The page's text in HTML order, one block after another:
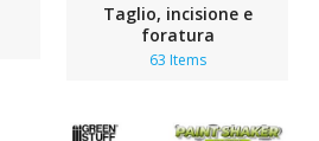
Taglio, incisione e
foratura
63 Items